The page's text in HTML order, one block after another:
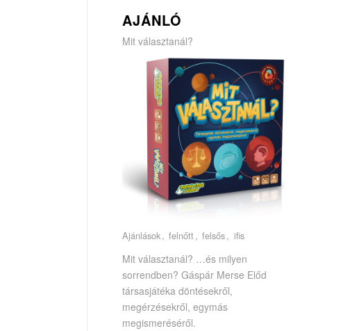
AJÁNLÓ
Mit választanál?
Ajánlások felnőtt felsős ifis
Mit választanál? …és milyen
sorrendben? Gáspár Merse Előd
társasjátéka döntésekről,
megérzésekről, egymás
megismeréséről.